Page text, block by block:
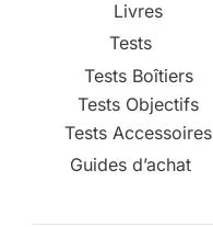
Livres
Tests
Tests Boîtiers
Tests Objectifs
Tests Accessoires
Guides d’achat